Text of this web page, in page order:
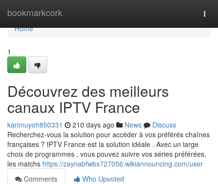
bookmarkcork
Home
Home
1
Découvrez des meilleurs
canaux IPTV France
karimuyoh850331 210 days ago News
Discuss
Recherchez-vous la solution pour accéder à vos préférés chaînes
françaises ? IPTV France est la solution idéale . Avec un large
choix de programmes , vous pouvez suivre vos séries préférées,
les matchs https://zaynabfwbx727056.wikiannouncing.com/user
Comments
Who Upvoted